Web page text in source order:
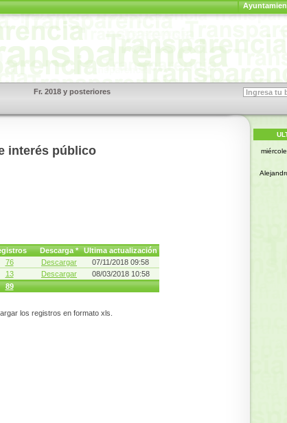
Fr. 2018 y posteriores
interés público
Descarga *
Ultima actualización
76 Descargar
07/11/2018 09:58
13 Descargar
08/03/2018 10:58
89
los registros en formato xls.